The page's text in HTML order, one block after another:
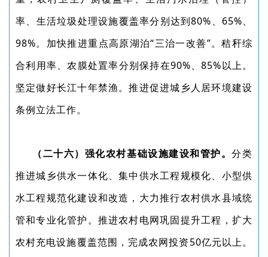
率、生活垃圾处理设施覆盖率分别达到80%、65%、
98%。加快推进重点高原湖泊“三治一改善”。秸秆综
合利用率、农膜处置率分别保持在90%、85%以上。
坚定做好长江十年禁渔。推进促进城乡人居环境建设
条例立法工作。
（二十六）强化农村基础设施建设和管护。分类
推进城乡供水一体化、集中供水工程规模化、小型供
水工程规范化建设和改造，大力推行农村供水县域统
管和专业化管护。推进农村电网巩固提升工程，扩大
农村充电设施覆盖范围，完成农网投资50亿元以上。